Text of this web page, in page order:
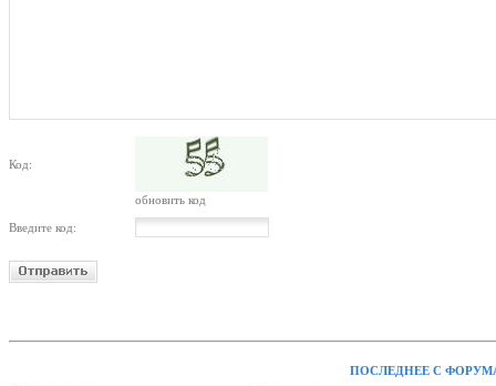
Код:
обновить код
Введите код:
ПОСЛЕДНЕЕ С